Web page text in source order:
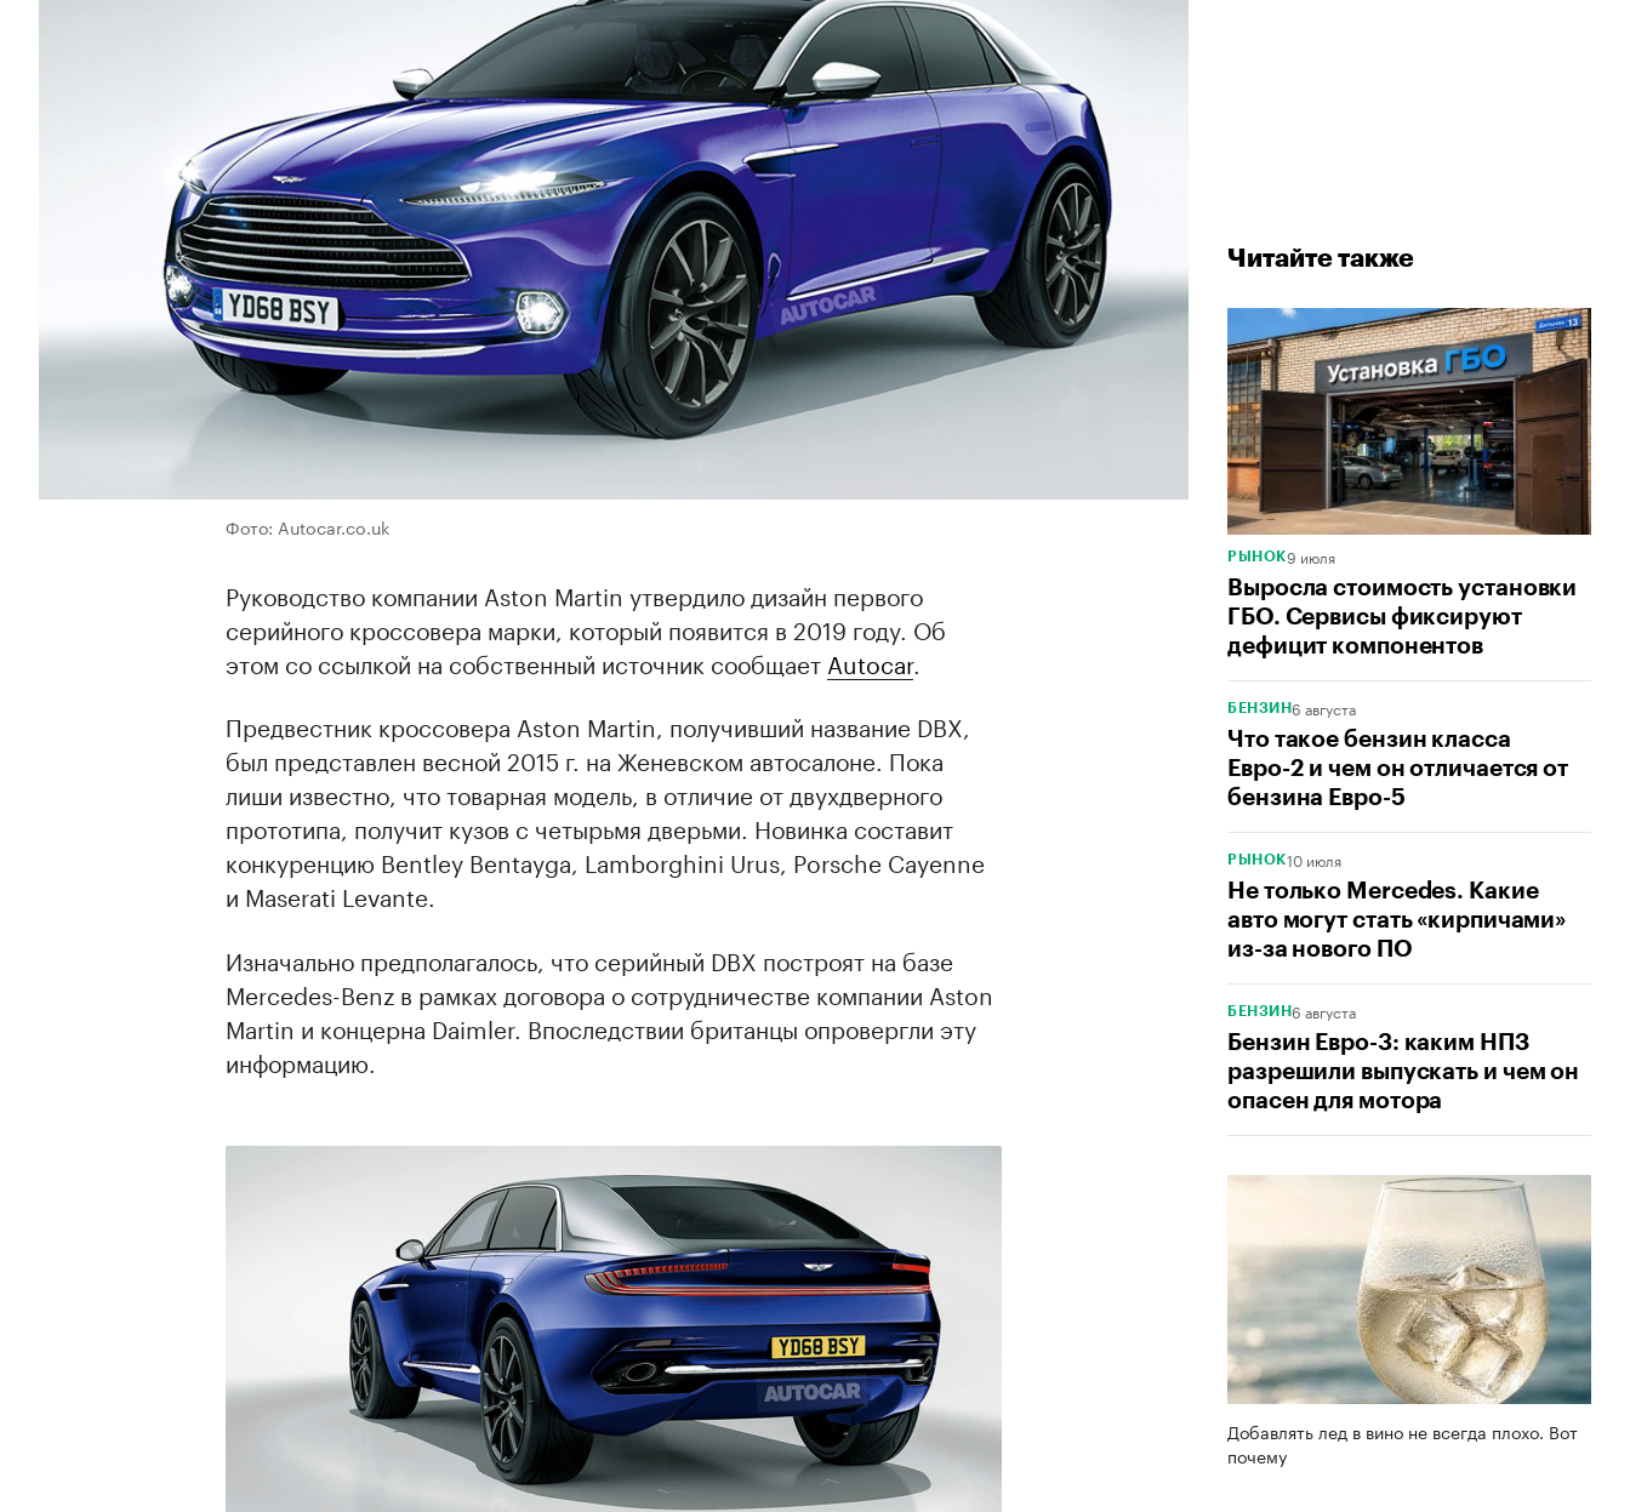
Читайте также
РЫНОК9 июля
Выросла стоимость установки
ГБО. Сервисы фиксируют
дефицит компонентов
БЕНЗИН6 августа
Что такое бензин класса
Евро-2 и чем он отличается от
бензина Евро-5
РЫНОК10 июля
Не только Mercedes. Какие
авто могут стать «кирпичами»
из-за нового ПО
БЕНЗИН6 августа
Бензин Евро-3: каким НПЗ
разрешили выпускать и чем он
опасен для мотора
Добавлять лед в вино не всегда плохо. Вот
почему
Фото: Autocar.co.uk
Руководство компании Aston Martin утвердило дизайн первого
серийного кроссовера марки, который появится в 2019 году. Об
этом со ссылкой на собственный источник сообщает Autocar.
Предвестник кроссовера Aston Martin, получивший название DBX,
был представлен весной 2015 г. на Женевском автосалоне. Пока
лиши известно, что товарная модель, в отличие от двухдверного
прототипа, получит кузов с четырьмя дверьми. Новинка составит
конкуренцию Bentley Bentayga, Lamborghini Urus, Porsche Cayenne
и Maserati Levante.
Изначально предполагалось, что серийный DBX построят на базе
Mercedes-Benz в рамках договора о сотрудничестве компании Aston
Martin и концерна Daimler. Впоследствии британцы опровергли эту
информацию.